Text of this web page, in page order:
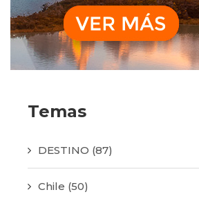
Temas
DESTINO (87)
Chile (50)